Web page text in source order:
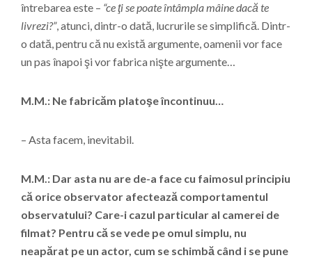
întrebarea este – “ce ţi se poate întâmpla mâine dacă te
livrezi?”, atunci, dintr-o dată, lucrurile se simplifică. Dintr-
o dată, pentru că nu există argumente, oamenii vor face
un pas înapoi şi vor fabrica nişte argumente…
M.M.: Ne fabricăm platoşe încontinuu…
– Asta facem, inevitabil.
M.M.: Dar asta nu are de-a face cu faimosul principiu
că orice observator afectează comportamentul
observatului? Care-i cazul particular al camerei de
filmat? Pentru că se vede pe omul simplu, nu
neapărat pe un actor, cum se schimbă când i se pune